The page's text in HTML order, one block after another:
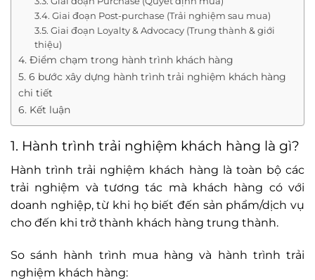
3.4. Giai đoạn Post-purchase (Trải nghiệm sau mua)
3.5. Giai đoạn Loyalty & Advocacy (Trung thành & giới
thiệu)
4. Điểm chạm trong hành trình khách hàng
5. 6 bước xây dựng hành trình trải nghiệm khách hàng
chi tiết
6. Kết luận
1. Hành trình trải nghiệm khách hàng là gì?
Hành trình trải nghiệm khách hàng là toàn bộ các
trải nghiệm và tương tác mà khách hàng có với
doanh nghiệp, từ khi họ biết đến sản phẩm/dịch vụ
cho đến khi trở thành khách hàng trung thành.
So sánh hành trình mua hàng và hành trình trải
nghiệm khách hàng: